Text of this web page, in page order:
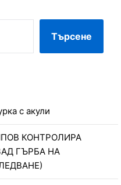
Търсене
с акули
КОНТРОЛИРА
ГЪРБА НА